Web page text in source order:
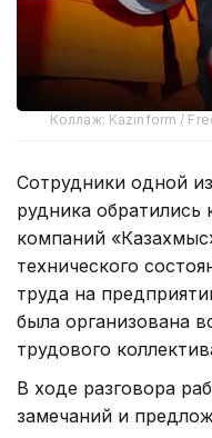
Коллаж: Kazinform /
Сотрудники одной
рудника
компаний
технического
труда на
была организована
трудового
В ходе разговора
замечаний и